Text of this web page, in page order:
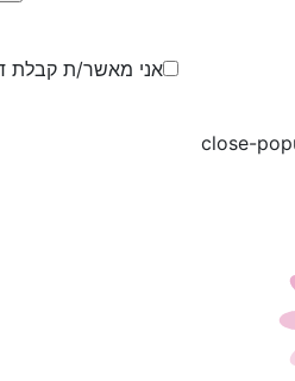
אני מאשר/ת קבלת